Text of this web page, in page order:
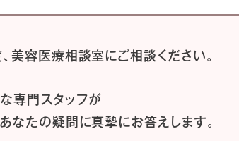
美容医療相談室にご相談ください。
専門スタッフが
なたの疑問に真摯にお答えします。